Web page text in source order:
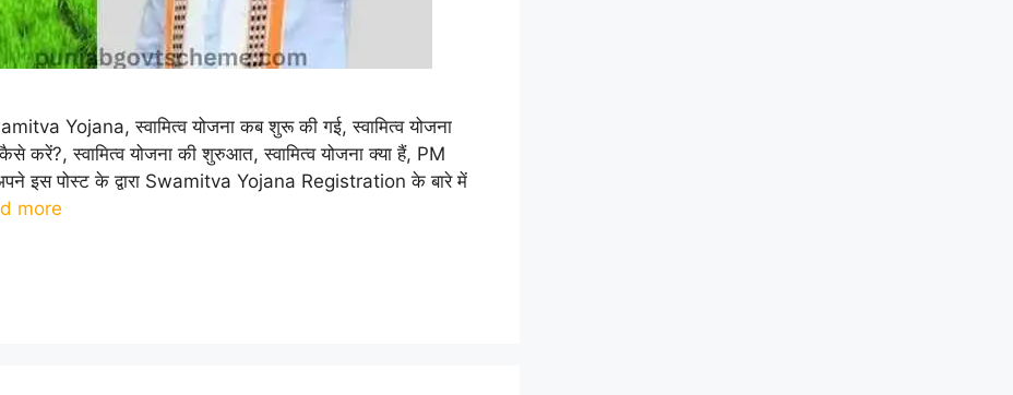
Yojana, स्वामित्व योजना कब शुरू की गई, स्वामित्व योजना
करें?, स्वामित्व योजना की शुरुआत, स्वामित्व योजना क्या हैं, PM
इस पोस्ट के द्वारा Swamitva Yojana Registration के बारे में
more